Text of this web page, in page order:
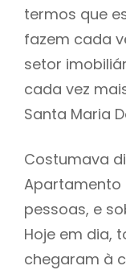
termos que
fazem cada
setor
cada vez
Santa Maria
Costumava
Apartamento
pessoas, e
Hoje em dia,
chegaram à